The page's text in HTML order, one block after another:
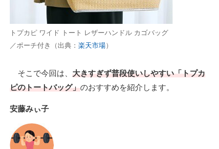
経営リーダーのコミュニティ
マーケ×ITの今がよく分かる
製造業のIT導入・活用を支援
モノづくり技術者専門サイト
トプカピ ワイド トート レザーハンドル カゴバッグ
／ポーチ付き（出典： 楽天市場）
そこで今回は、 大きすぎず普段使いしやすい「トプカ
ピのトートバッグ」のおすすめを紹介します。
安藤みぃ子